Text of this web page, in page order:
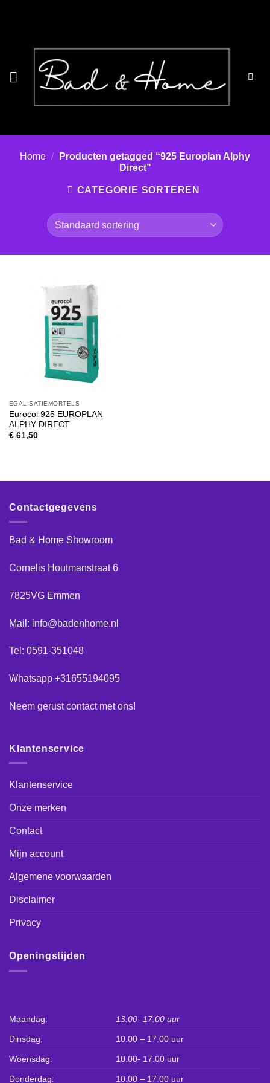
Home /
Producten getagged “925 Europlan Alphy
Direct”
CATEGORIE SORTEREN
EGALISATIEMORTELS
Eurocol 925 EUROPLAN
ALPHY DIRECT
€61,50
Contactgegevens
Bad & Home Showroom
Cornelis Houtmanstraat 6
7825VG Emmen
Mail: info@badenhome.nl
Tel: 0591-351048
Whatsapp +31655194095
Neem gerustcontactmet ons!
Klantenservice
Klantenservice
Onze merken
Contact
Mijn account
Algemene voorwaarden
Disclaimer
Privacy
Openingstijden
Maandag: 13.00- 17.00 uur
Dinsdag: 10.00 – 17.00 uur
Woensdag: 10.00- 17.00 uur
Donderdag: 10.00 – 17.00 uur